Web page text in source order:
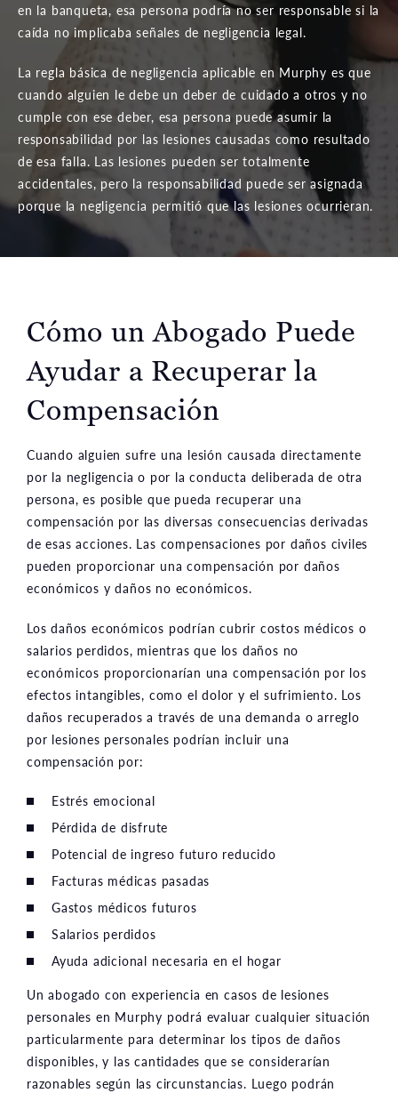
en la banqueta, esa persona podría no ser responsable si la
caída no implicaba señales de negligencia legal.
La regla básica de negligencia aplicable en Murphy es que
cuando alguien le debe un deber de cuidado a otros y no
cumple con ese deber, esa persona puede asumir la
responsabilidad por las lesiones causadas como resultado
de esa falla. Las lesiones pueden ser totalmente
accidentales, pero la responsabilidad puede ser asignada
porque la negligencia permitió que las lesiones ocurrieran.
Cómo un Abogado Puede
Ayudar a Recuperar la
Compensación
Cuando alguien sufre una lesión causada directamente
por la negligencia o por la conducta deliberada de otra
persona, es posible que pueda recuperar una
compensación por las diversas consecuencias derivadas
de esas acciones. Las compensaciones por daños civiles
pueden proporcionar una compensación por daños
económicos y daños no económicos.
Los daños económicos podrían cubrir costos médicos o
salarios perdidos, mientras que los daños no
económicos proporcionarían una compensación por los
efectos intangibles, como el dolor y el sufrimiento. Los
daños recuperados a través de una demanda o arreglo
por lesiones personales podrían incluir una
compensación por:
Estrés emocional
Pérdida de disfrute
Potencial de ingreso futuro reducido
Facturas médicas pasadas
Gastos médicos futuros
Salarios perdidos
Ayuda adicional necesaria en el hogar
Un abogado con experiencia en casos de lesiones
personales en Murphy podrá evaluar cualquier situación
particularmente para determinar los tipos de daños
disponibles, y las cantidades que se considerarían
razonables según las circunstancias. Luego podrán